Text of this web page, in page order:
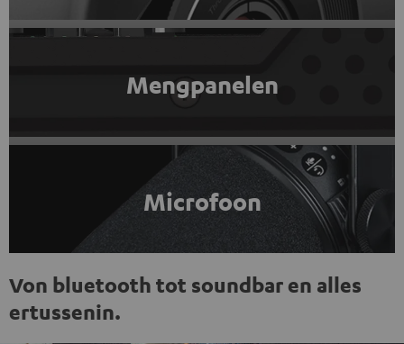
Mengpanelen
Microfoon
Von bluetooth tot soundbar en alles
ertussenin.